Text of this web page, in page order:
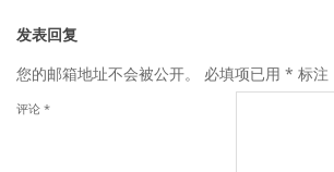
发表回复
您的邮箱地址不会被公开。
必填项已用 * 标注
评论 *